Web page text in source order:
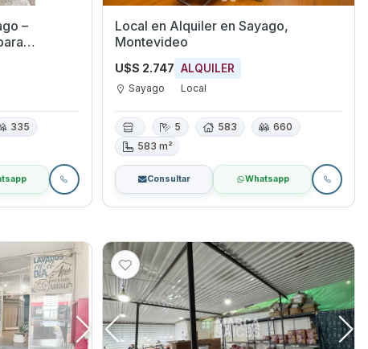
–
335
Local en Alquiler en Sayago,
Montevideo
U$S 2.747 ALQUILER
Sayago Local
5 583
660
583 m²
Consultar Whatsapp